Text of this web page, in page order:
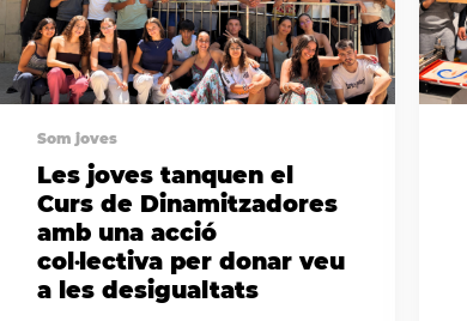
Som joves
Les joves tanquen el
Curs de Dinamitzadores
amb una acció
col·lectiva per donar veu
a les desigualtats